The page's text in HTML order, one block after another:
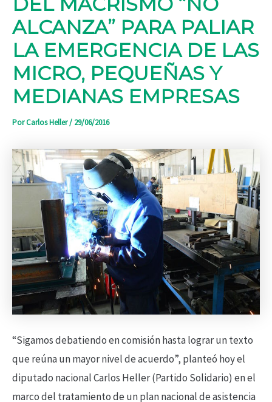
ALCANZA” PARA PALIAR
LA EMERGENCIA DE LAS
MICRO, PEQUEÑAS Y
MEDIANAS EMPRESAS
PorCarlos Heller/ 29/06/2016
“Sigamos debatiendo en comisión hasta lograr un texto
que reúna un mayor nivel de acuerdo”, planteó hoy el
diputado nacional Carlos Heller (Partido Solidario) en el
marco del tratamiento de un plan nacional de asistencia